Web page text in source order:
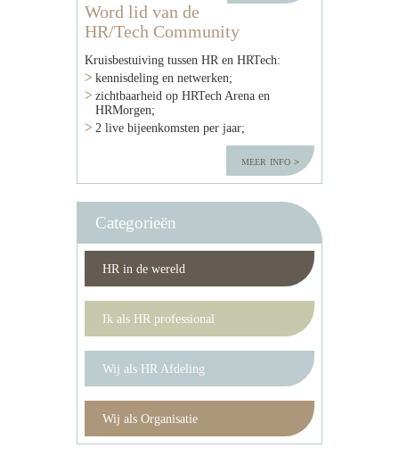
Word lid van de
HR/Tech Community
Kruisbestuiving tussen HR en HRTech:
kennisdeling en netwerken;
zichtbaarheid op HRTech Arena en
HRMorgen;
2 live bijeenkomsten per jaar;
meer info
Categorieën
HR in de wereld
Ik als HR professional
Wij als HR Afdeling
Wij als Organisatie